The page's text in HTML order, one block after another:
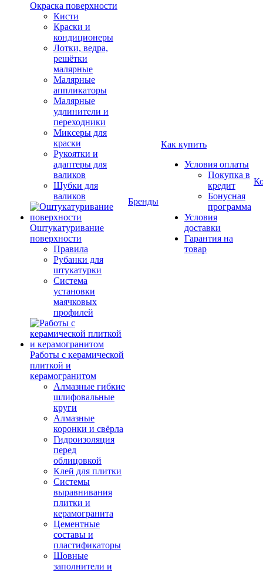
Окраска поверхности
Кисти
Краски и
кондиционеры
Лотки, ведра,
решётки
малярные
Малярные
аппликаторы
Малярные
удлинители и
переходники
Миксеры для
краски
Рукоятки и
адаптеры для
валиков
Шубки для
валиков
Оштукатуривание
поверхности
Правила
Рубанки для
штукатурки
Система
установки
маячковых
профилей
Работы с керамической
плиткой и
керамогранитом
Алмазные гибкие
шлифовальные
круги
Алмазные
коронки и свёрла
Гидроизоляция
перед
облицовкой
Клей для плитки
Системы
выравнивания
плитки и
керамогранита
Цементные
составы и
пластификаторы
Шовные
заполнители и
Бренды
Как купить
Условия оплаты
Покупка в
кредит
Бонусная
программа
Условия
доставки
Гарантия на
товар